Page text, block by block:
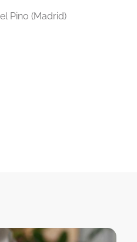
Pino (Madrid)